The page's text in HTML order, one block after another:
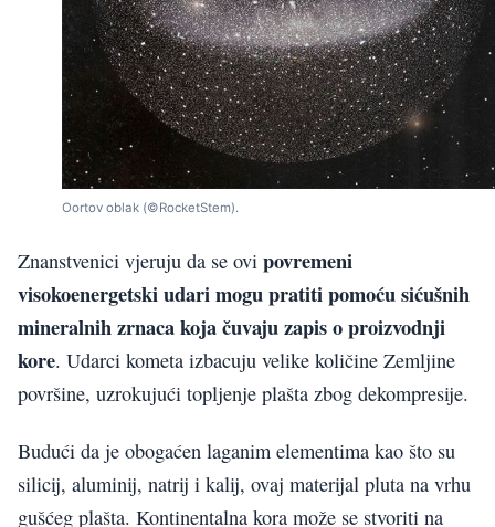
Oortov oblak (©RocketStem).
Znanstvenici vjeruju da se ovi povremeni
visokoenergetski udari mogu pratiti pomoću sićušnih
mineralnih zrnaca koja čuvaju zapis o proizvodnji
kore. Udarci kometa izbacuju velike količine Zemljine
površine, uzrokujući topljenje plašta zbog dekompresije.
Budući da je obogaćen laganim elementima kao što su
silicij, aluminij, natrij i kalij, ovaj materijal pluta na vrhu
gušćeg plašta. Kontinentalna kora može se stvoriti na